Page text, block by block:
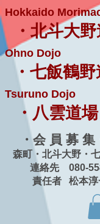
Hokkaido
・北斗大
Ohno Dojo
・七飯鶴
Tsuruno Dojo
・八雲道場
・会 員 募 集
森町・北斗大野・
連絡先 080-
責任者 松本淳